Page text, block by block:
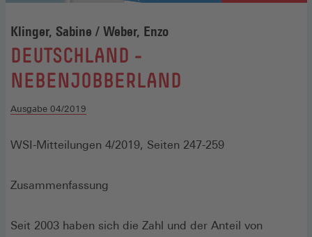
Klinger, Sabine / Weber, Enzo
:
DEUTSCHLAND -
NEBENJOBBERLAND
Ausgabe 04/2019
WSI-Mitteilungen 4/2019, Seiten 247-259
Zusammenfassung
Seit 2003 haben sich die Zahl und der Anteil von